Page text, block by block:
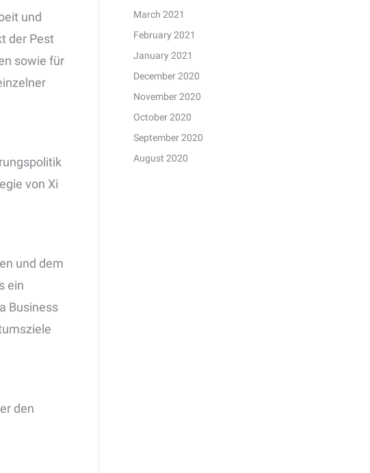
und
der Pest
sowie für
von Xi
und dem
ein
Business
den
March 2021
February 2021
January 2021
December 2020
November 2020
October 2020
September 2020
August 2020